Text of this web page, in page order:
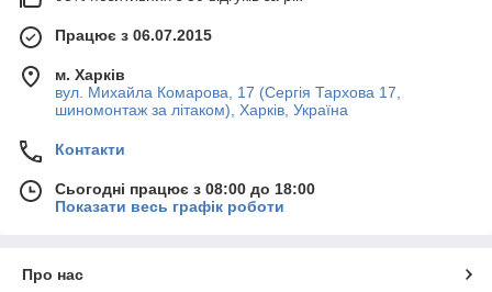
Зручність для клієнтів. Асфальтоване
паркування, яке вміщає до 5 авто
є можливість записатися на шиномонтаж
Ми маємо склад вживаних шин, якщо Ваші шини
Працює з 06.07.2015
м. Харків
вул. Михайла Комарова, 17 (Сергія Тархова 17,
шиномонтаж за літаком), Харків, Україна
Контакти
Сьогодні працює з 08:00 до 18:00
Показати весь графік роботи
Про нас